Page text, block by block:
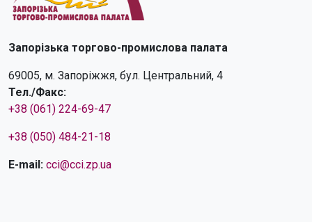
Запорізька торгово-промислова палата
69005, м. Запоріжжя, бул. Центральний, 4
Тел./Факс:
+38 (061) 224-69-47
+38 (050) 484-21-18
E-mail: cci@cci.zp.ua